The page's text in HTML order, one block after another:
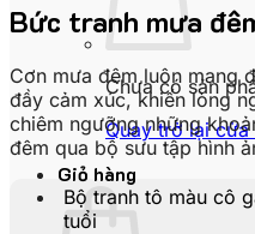
Chưa có sản
Quay trở lại cửa
Giỏ hàng
Bức tranh mưa
Cơn mưa đêm luôn mang
đầy cảm xúc, khiến lòng
chiêm ngưỡng những
đêm qua bộ sưu tập hình
Bộ tranh tô màu cô
tuổi